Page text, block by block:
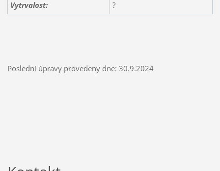
Vytrvalost:
?
Poslední úpravy provedeny dne: 30.9.2024